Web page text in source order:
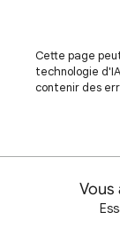
Cette page
technologie
contenir des
Vous